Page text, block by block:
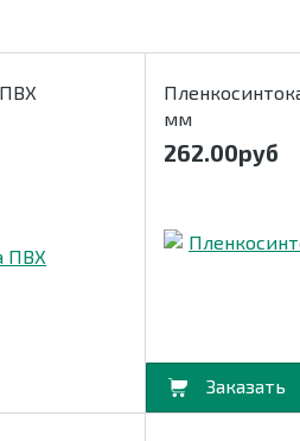
мм
262.00руб
В корзину